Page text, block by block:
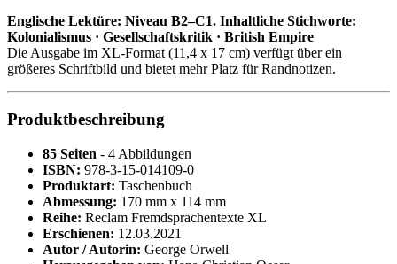
Englische Lektüre: Niveau B2–C1. Inhaltliche Stichworte:
Kolonialismus · Gesellschaftskritik · British Empire
Die Ausgabe im XL-Format (11,4 x 17 cm) verfügt über ein
größeres Schriftbild und bietet mehr Platz für Randnotizen.
Produktbeschreibung
85 Seiten - 4 Abbildungen
ISBN: 978-3-15-014109-0
Produktart: Taschenbuch
Abmessung: 170 mm x 114 mm
Reihe: Reclam Fremdsprachentexte XL
Erschienen: 12.03.2021
Autor / Autorin: George Orwell